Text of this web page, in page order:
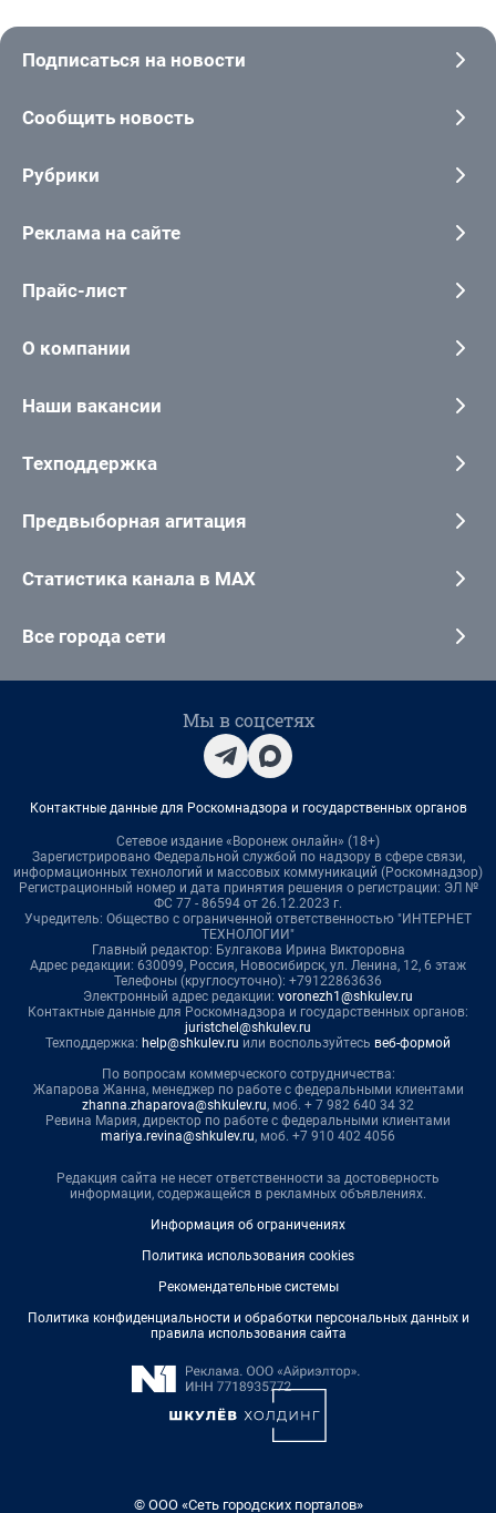
Подписаться на новости
Сообщить новость
Рубрики
Реклама на сайте
Прайс-лист
О компании
Наши вакансии
Техподдержка
Предвыборная агитация
Статистика канала в MAX
Все города сети
Мы в соцсетях
Контактные данные для Роскомнадзора и государственных органов
Сетевое издание «Воронеж онлайн» (18+)
Зарегистрировано Федеральной службой по надзору в сфере связи,
информационных технологий и массовых коммуникаций (Роскомнадзор)
Регистрационный номер и дата принятия решения о регистрации: ЭЛ №
ФС 77 - 86594 от 26.12.2023 г.
Учредитель: Общество с ограниченной ответственностью "ИНТЕРНЕТ
ТЕХНОЛОГИИ"
Главный редактор: Булгакова Ирина Викторовна
Адрес редакции: 630099, Россия, Новосибирск, ул. Ленина, 12, 6 этаж
Телефоны (круглосуточно): +79122863636
Электронный адрес редакции: voronezh1@shkulev.ru
Контактные данные для Роскомнадзора и государственных органов:
juristchel@shkulev.ru
Техподдержка: help@shkulev.ru или воспользуйтесь веб-формой
По вопросам коммерческого сотрудничества:
Жапарова Жанна, менеджер по работе с федеральными клиентами
zhanna.zhaparova@shkulev.ru, моб. + 7 982 640 34 32
Ревина Мария, директор по работе с федеральными клиентами
mariya.revina@shkulev.ru, моб. +7 910 402 4056
Редакция сайта не несет ответственности за достоверность
информации, содержащейся в рекламных объявлениях.
Информация об ограничениях
Политика использования cookies
Рекомендательные системы
Политика конфиденциальности и обработки персональных данных и
правила использования сайта
© ООО «Сеть городских порталов»